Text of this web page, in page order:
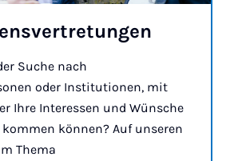
Suche nach
oder Institutionen, mit
Ihre Interessen und Wünsche
kommen können? Auf unseren
Thema